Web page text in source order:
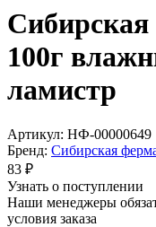
100г
ламистр
Артикул: НФ-00000649
Бренд: Сибирская
83 ₽
Узнать о поступлении
Наши менеджеры
условия заказа